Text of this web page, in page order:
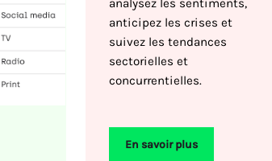
analysez les sentiments,
anticipez les crises et
suivez les tendances
sectorielles et
concurrentielles.
En savoir plus